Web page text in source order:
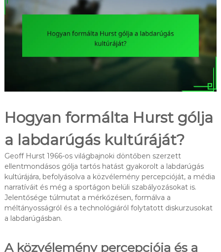
Hogyan formálta Hurst gólja
a labdarúgás kultúráját?
Geoff Hurst 1966-os világbajnoki döntőben szerzett
ellentmondásos gólja tartós hatást gyakorolt a labdarúgás
kultúrájára, befolyásolva a közvélemény percepcióját, a média
narratíváit és még a sportágon belüli szabályozásokat is.
Jelentősége túlmutat a mérkőzésen, formálva a
méltányosságról és a technológiáról folytatott diskurzusokat
a labdarúgásban.
A közvélemény percepciója és a